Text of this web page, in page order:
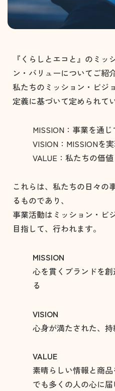
『くらしとエコと』のミッ
ン・バリューについてご紹
私たちのミッション・ビジ
定義に基づいて定められて
MISSION：事業を通
VISION：MISSIONを
VALUE：私たちの価値
これらは、私たちの日々の
るものであり、
事業活動はミッション・ビ
目指して、行われます。
MISSION
心を貫くブランドを
る
VISION
心身が満たされた、
VALUE
素晴らしい情報と商
でも多くの人の心に届